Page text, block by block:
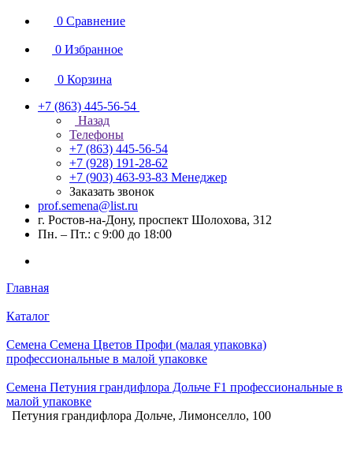
0 Сравнение
0 Избранное
0 Корзина
+7 (863) 445-56-54
Назад
Телефоны
+7 (863) 445-56-54
+7 (928) 191-28-62
+7 (903) 463-93-83 Менеджер
Заказать звонок
prof.semena@list.ru
г. Ростов-на-Дону, проспект Шолохова, 312
Пн. – Пт.: с 9:00 до 18:00
Главная
Каталог
Семена Семена Цветов Профи (малая упаковка)
профессиональные в малой упаковке
Семена Петуния грандифлора Дольче F1 профессиональные в
малой упаковке
Петуния грандифлора Дольче, Лимонселло, 100